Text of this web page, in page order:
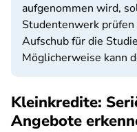
aufgenommen wird,
Studentenwerk
Aufschub für die
Möglicherweise kann
Kleinkredite:
Angebote